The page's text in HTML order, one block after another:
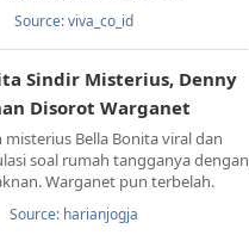
Source: viva_co_id
Sindir Misterius, Denny
Disorot Warganet
Bella Bonita viral dan
soal rumah tangganya dengan
Warganet pun terbelah.
Source: harianjogja